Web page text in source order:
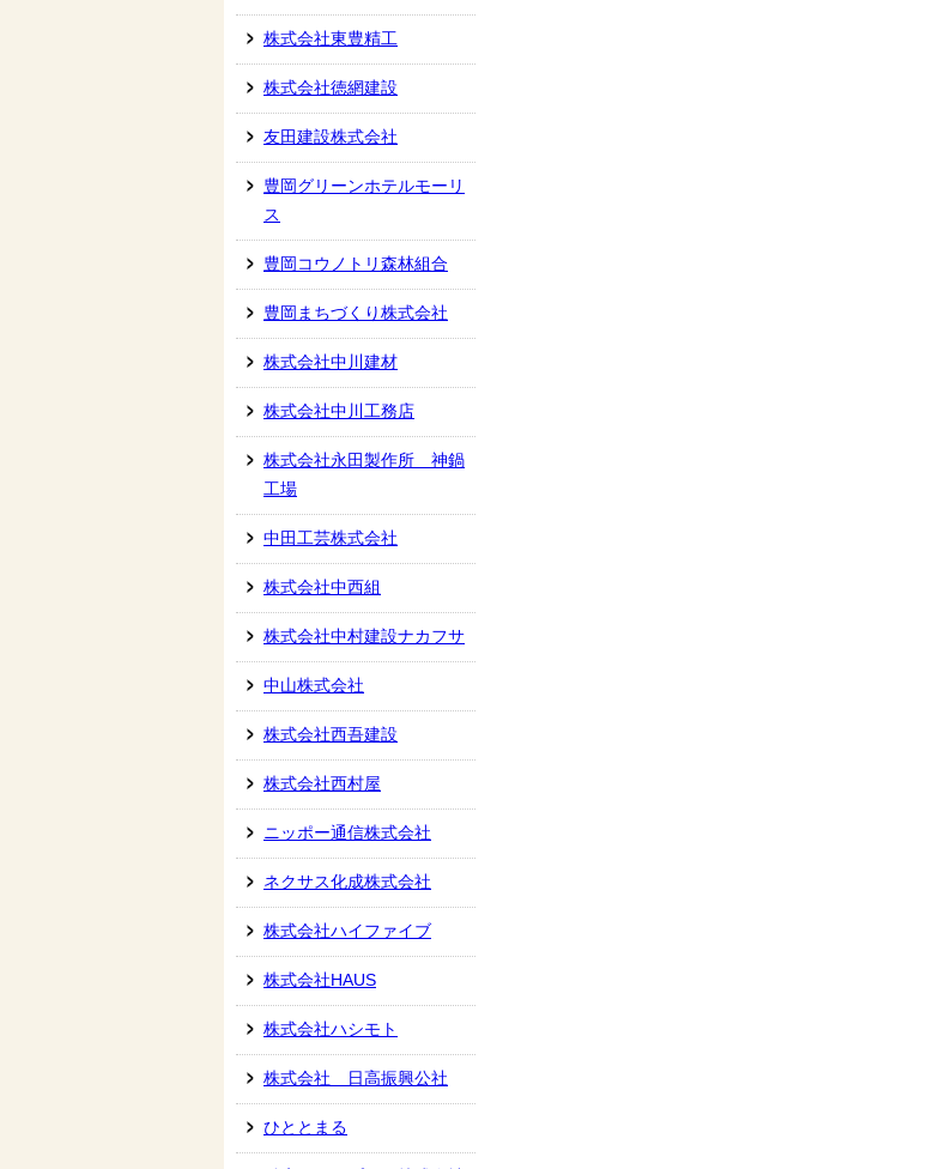
株式会社東豊精工
株式会社徳網建設
友田建設株式会社
豊岡グリーンホテルモーリ
ス
豊岡コウノトリ森林組合
豊岡まちづくり株式会社
株式会社中川建材
株式会社中川工務店
株式会社永田製作所 神鍋
工場
中田工芸株式会社
株式会社中西組
株式会社中村建設ナカフサ
中山株式会社
株式会社西吾建設
株式会社西村屋
ニッポー通信株式会社
ネクサス化成株式会社
株式会社ハイファイブ
株式会社HAUS
株式会社ハシモト
株式会社 日高振興公社
ひととまる